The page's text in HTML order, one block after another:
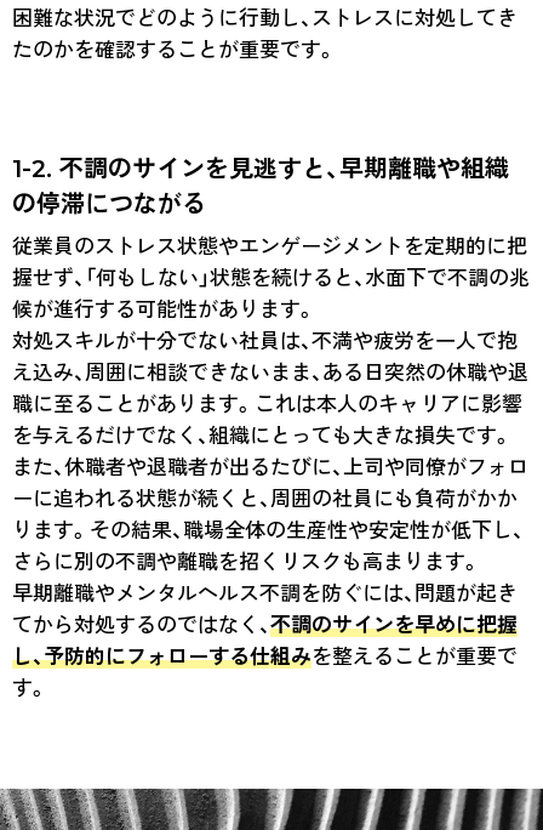
困難な状況でどのように行動し、ストレスに対処してき
たのかを確認することが重要です。
1-2. 不調のサインを見逃すと、早期離職や組織
の停滞につながる
従業員のストレス状態やエンゲージメントを定期的に把
握せず、「何もしない」状態を続けると、水面下で不調の兆
候が進行する可能性があります。
対処スキルが十分でない社員は、不満や疲労を一人で抱
え込み、周囲に相談できないまま、ある日突然の休職や退
職に至ることがあります。これは本人のキャリアに影響
を与えるだけでなく、組織にとっても大きな損失です。
また、休職者や退職者が出るたびに、上司や同僚がフォロ
ーに追われる状態が続くと、周囲の社員にも負荷がかか
ります。その結果、職場全体の生産性や安定性が低下し、
さらに別の不調や離職を招くリスクも高まります。
早期離職やメンタルヘルス不調を防ぐには、問題が起き
てから対処するのではなく、不調のサインを早めに把握
し、予防的にフォローする仕組みを整えることが重要で
す。